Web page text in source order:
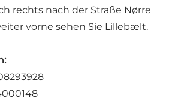
rechts nach der Straße Nørre
vorne sehen Sie Lillebælt.